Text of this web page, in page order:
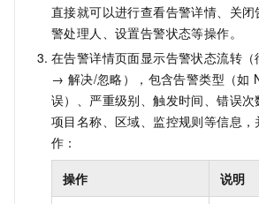
直接就可以进行查看告警详情、关
警处理人、设置告警状态等操作。
在告警详情页面显示告警状态流转
→ 解决/忽略），包含告警类型（如
误）、严重级别、触发时间、错误次
项目名称、区域、监控规则等信息
作：
操作 说明